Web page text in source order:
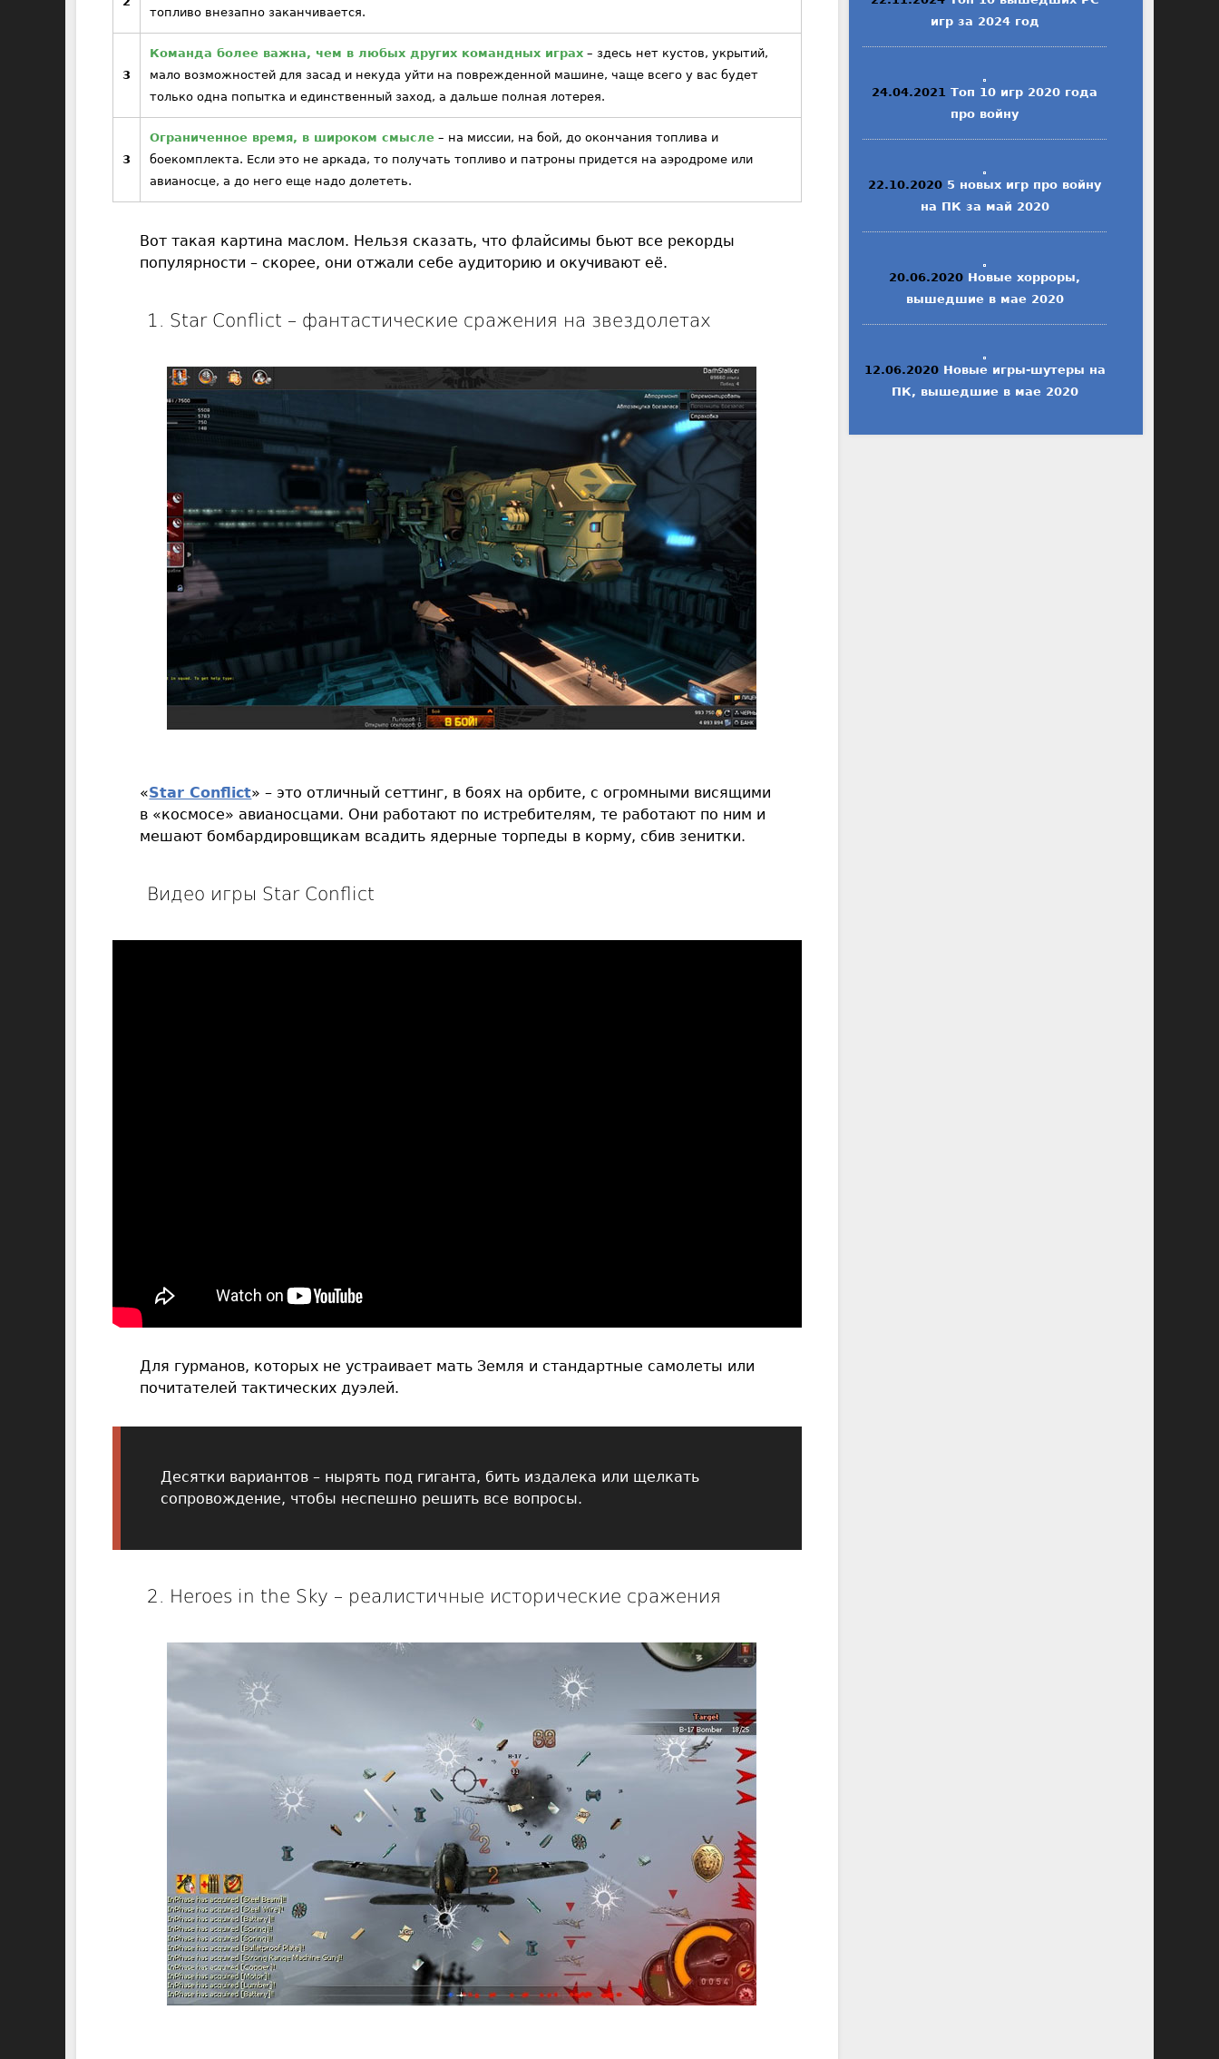
топливо внезапно заканчивается.
3
Команда более важна, чем в любых других командных играх – здесь нет кустов, укрытий,
мало возможностей для засад и некуда уйти на поврежденной машине, чаще всего у вас будет
только одна попытка и единственный заход, а дальше полная лотерея.
3
Ограниченное время, в широком смысле – на миссии, на бой, до окончания топлива и
боекомплекта. Если это не аркада, то получать топливо и патроны придется на аэродроме или
авианосце, а до него еще надо долететь.
Вот такая картина маслом. Нельзя сказать, что флайсимы бьют все рекорды
популярности – скорее, они отжали себе аудиторию и окучивают её.
1. Star Conflict – фантастические сражения на звездолетах
«Star Conflict» – это отличный сеттинг, в боях на орбите, с огромными висящими
в «космосе» авианосцами. Они работают по истребителям, те работают по ним и
мешают бомбардировщикам всадить ядерные торпеды в корму, сбив зенитки.
Видео игры Star Conflict
Для гурманов, которых не устраивает мать Земля и стандартные самолеты или
почитателей тактических дуэлей.
Десятки вариантов – нырять под гиганта, бить издалека или щелкать
сопровождение, чтобы неспешно решить все вопросы.
2. Heroes in the Sky – реалистичные исторические сражения
игр за 2024 год
24.04.2021 Топ 10 игр 2020 года
про войну
22.10.2020 5 новых игр про войну
на ПК за май 2020
20.06.2020 Новые хорроры,
вышедшие в мае 2020
12.06.2020 Новые игры-шутеры на
ПК, вышедшие в мае 2020